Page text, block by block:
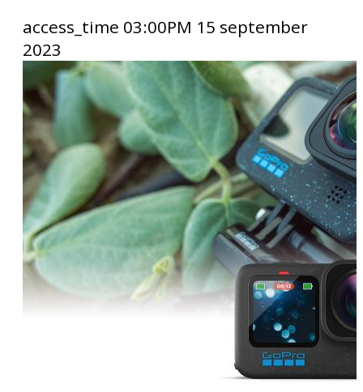
access_time 03:00PM 15 september
2023